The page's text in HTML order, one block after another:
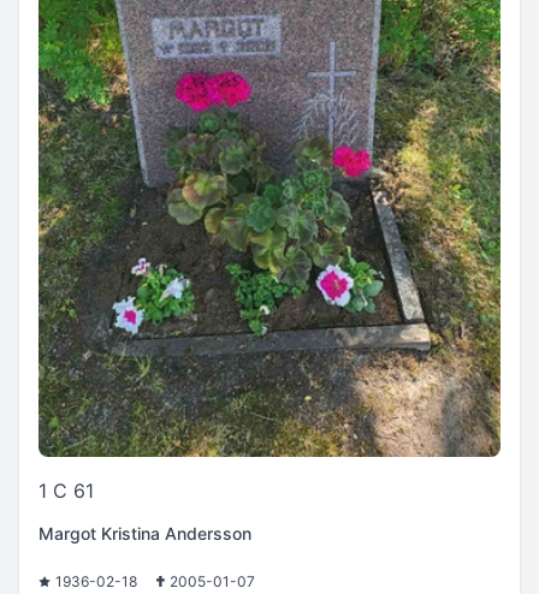
1 C 61
Margot Kristina Andersson
1936-02-18 2005-01-07